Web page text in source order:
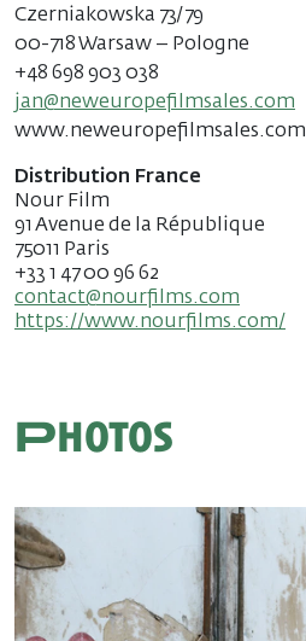
Czerniakowska 73/79
00-718 Warsaw – Pologne
+48 698 903 038
jan@neweuropefilmsales.com
www.neweuropefilmsales.com
Distribution France
Nour Film
91 Avenue de la République
75011 Paris
+33 1 47 00 96 62
contact@nourfilms.com
https://www.nourfilms.com/
Photos